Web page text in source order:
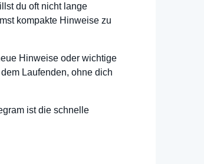
du oft nicht lange
kompakte Hinweise zu
Hinweise oder wichtige
Laufenden, ohne dich
ist die schnelle